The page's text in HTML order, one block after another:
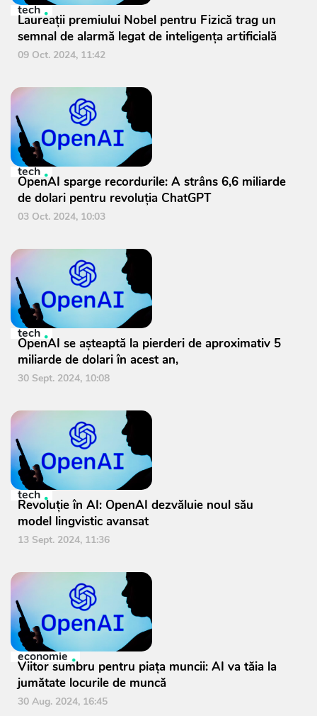
tech
Laureații premiului Nobel pentru Fizică trag un
semnal de alarmă legat de inteligența artificială
09 Oct. 2024, 11:42
tech
OpenAI sparge recordurile: A strâns 6,6 miliarde
de dolari pentru revoluția ChatGPT
03 Oct. 2024, 10:03
tech
OpenAI se așteaptă la pierderi de aproximativ 5
miliarde de dolari în acest an,
30 Sept. 2024, 10:08
tech
Revoluție în AI: OpenAI dezvăluie noul său
model lingvistic avansat
13 Sept. 2024, 11:36
economie
Viitor sumbru pentru piața muncii: AI va tăia la
jumătate locurile de muncă
30 Aug. 2024, 16:45